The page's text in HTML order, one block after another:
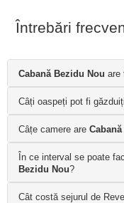
Întrebări
Cabană Bezidu Nou are
Câți oaspeți pot fi
Câțe camere are
În ce interval se poate
Bezidu Nou?
Cât costă sejurul de